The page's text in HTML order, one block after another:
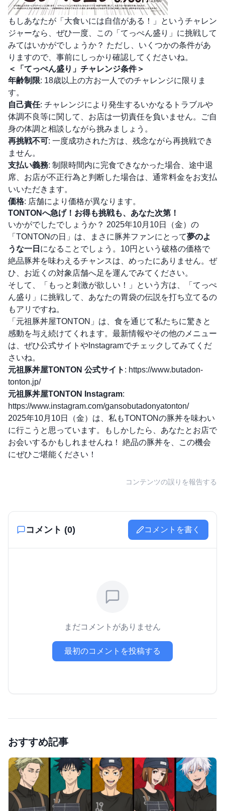
もしあなたが「大食いには自信がある！」というチャレン
ジャーなら、ぜひ一度、この「てっぺん盛り」に挑戦して
みてはいかがでしょうか？ ただし、いくつかの条件があ
りますので、事前にしっかり確認してくださいね。
＜「てっぺん盛り」チャレンジ条件＞
年齢制限: 18歳以上の方お一人でのチャレンジに限りま
す。
自己責任: チャレンジにより発生するいかなるトラブルや
体調不良等に関して、お店は一切責任を負いません。ご自
身の体調と相談しながら挑みましょう。
再挑戦不可 : 一度成功された方は、残念ながら再挑戦でき
ません。
支払い義務: 制限時間内に完食できなかった場合、途中退
席、お店が不正行為と判断した場合は、通常料金をお支払
いいただきます。
価格: 店舗により価格が異なります。
TONTONへ急げ！お得も挑戦も、あなた次第！
いかがでしたでしょうか？ 2025年10月10日（金）の
「TONTONの日」は、まさに豚丼ファンにとって夢のよ
うな一日 になることでしょう。10円という破格の価格で
絶品豚丼を味わえるチャンスは、めったにありません。ぜ
ひ、お近くの対象店舗へ足を運んでみてください。
そして、「もっと刺激が欲しい！」という方は、「てっぺ
ん盛り」に挑戦して、あなたの胃袋の伝説を打ち立てるの
もアリですね。
「元祖豚丼屋TONTON」は、食を通じて私たちに驚きと
感動を与え続けてくれます。最新情報やその他のメニュー
は、ぜひ公式サイトやInstagramでチェックしてみてくだ
さいね。
元祖豚丼屋TONTON 公式サイト : https://www.butadon-
tonton.jp/
元祖豚丼屋TONTON Instagram:
https://www.instagram.com/gansobutadonyatonton/
2025年10月10日（金）は、私もTONTONの豚丼を味わい
に行こうと思っています。もしかしたら、あなたとお店で
お会いするかもしれませんね！ 絶品の豚丼を、この機会
にぜひご堪能ください！
コンテンツの誤りを報告する
コメント (0) コメントを書く
まだコメントがありません
最初のコメントを投稿する
おすすめ記事